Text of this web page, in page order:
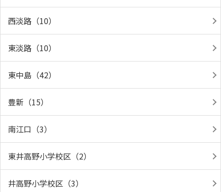
西淡路（10）
東淡路（10）
東中島（42）
豊新（15）
南江口（3）
東井高野小学校区（2）
井高野小学校区（3）